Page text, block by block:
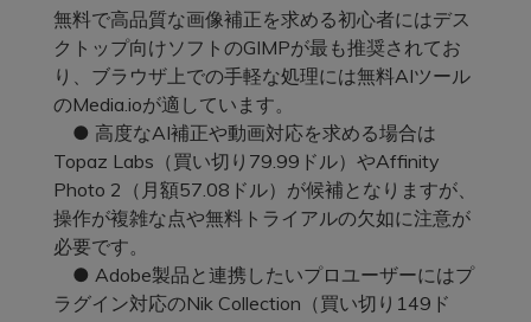
無料で高品質な画像補正を求める初心者にはデス
クトップ向けソフトのGIMPが最も推奨されてお
り、ブラウザ上での手軽な処理には無料AIツール
のMedia.ioが適しています。
● 高度なAI補正や動画対応を求める場合は
Topaz Labs（買い切り79.99ドル）やAffinity
Photo 2（月額57.08ドル）が候補となりますが、
操作が複雑な点や無料トライアルの欠如に注意が
必要です。
● Adobe製品と連携したいプロユーザーにはプ
ラグイン対応のNik Collection（買い切り149ド